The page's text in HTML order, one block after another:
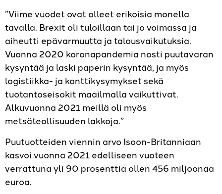
”Viime vuodet ovat olleet erikoisia monella
tavalla. Brexit oli tuloillaan tai jo voimassa ja
aiheutti epävarmuutta ja talousvaikutuksia.
Vuonna 2020 koronapandemia nosti puutavaran
kysyntää ja laski paperin kysyntää, ja myös
logistiikka- ja konttikysymykset sekä
tuotantoseisokit maailmalla vaikuttivat.
Alkuvuonna 2021 meillä oli myös
metsäteollisuuden lakkoja.”
Puutuotteiden viennin arvo Isoon-Britanniaan
kasvoi vuonna 2021 edelliseen vuoteen
verrattuna yli 90 prosenttia ollen 456 miljoonaa
euroa.